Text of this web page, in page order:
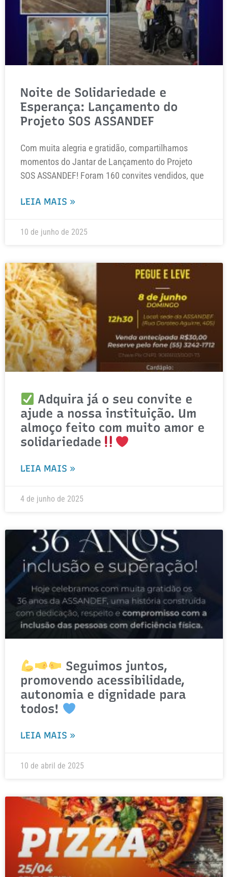
Noite de Solidariedade e
Esperança: Lançamento do
Projeto SOS ASSANDEF
Com muita alegria e gratidão, compartilhamos
momentos do Jantar de Lançamento do Projeto
SOS ASSANDEF! Foram 160 convites vendidos, que
LEIA MAIS »
10 de junho de 2025
Adquira já o seu convite e
ajude a nossa instituição. Um
almoço feito com muito amor e
solidariedade
LEIA MAIS »
4 de junho de 2025
Seguimos juntos,
promovendo acessibilidade,
autonomia e dignidade para
todos!
LEIA MAIS »
10 de abril de 2025